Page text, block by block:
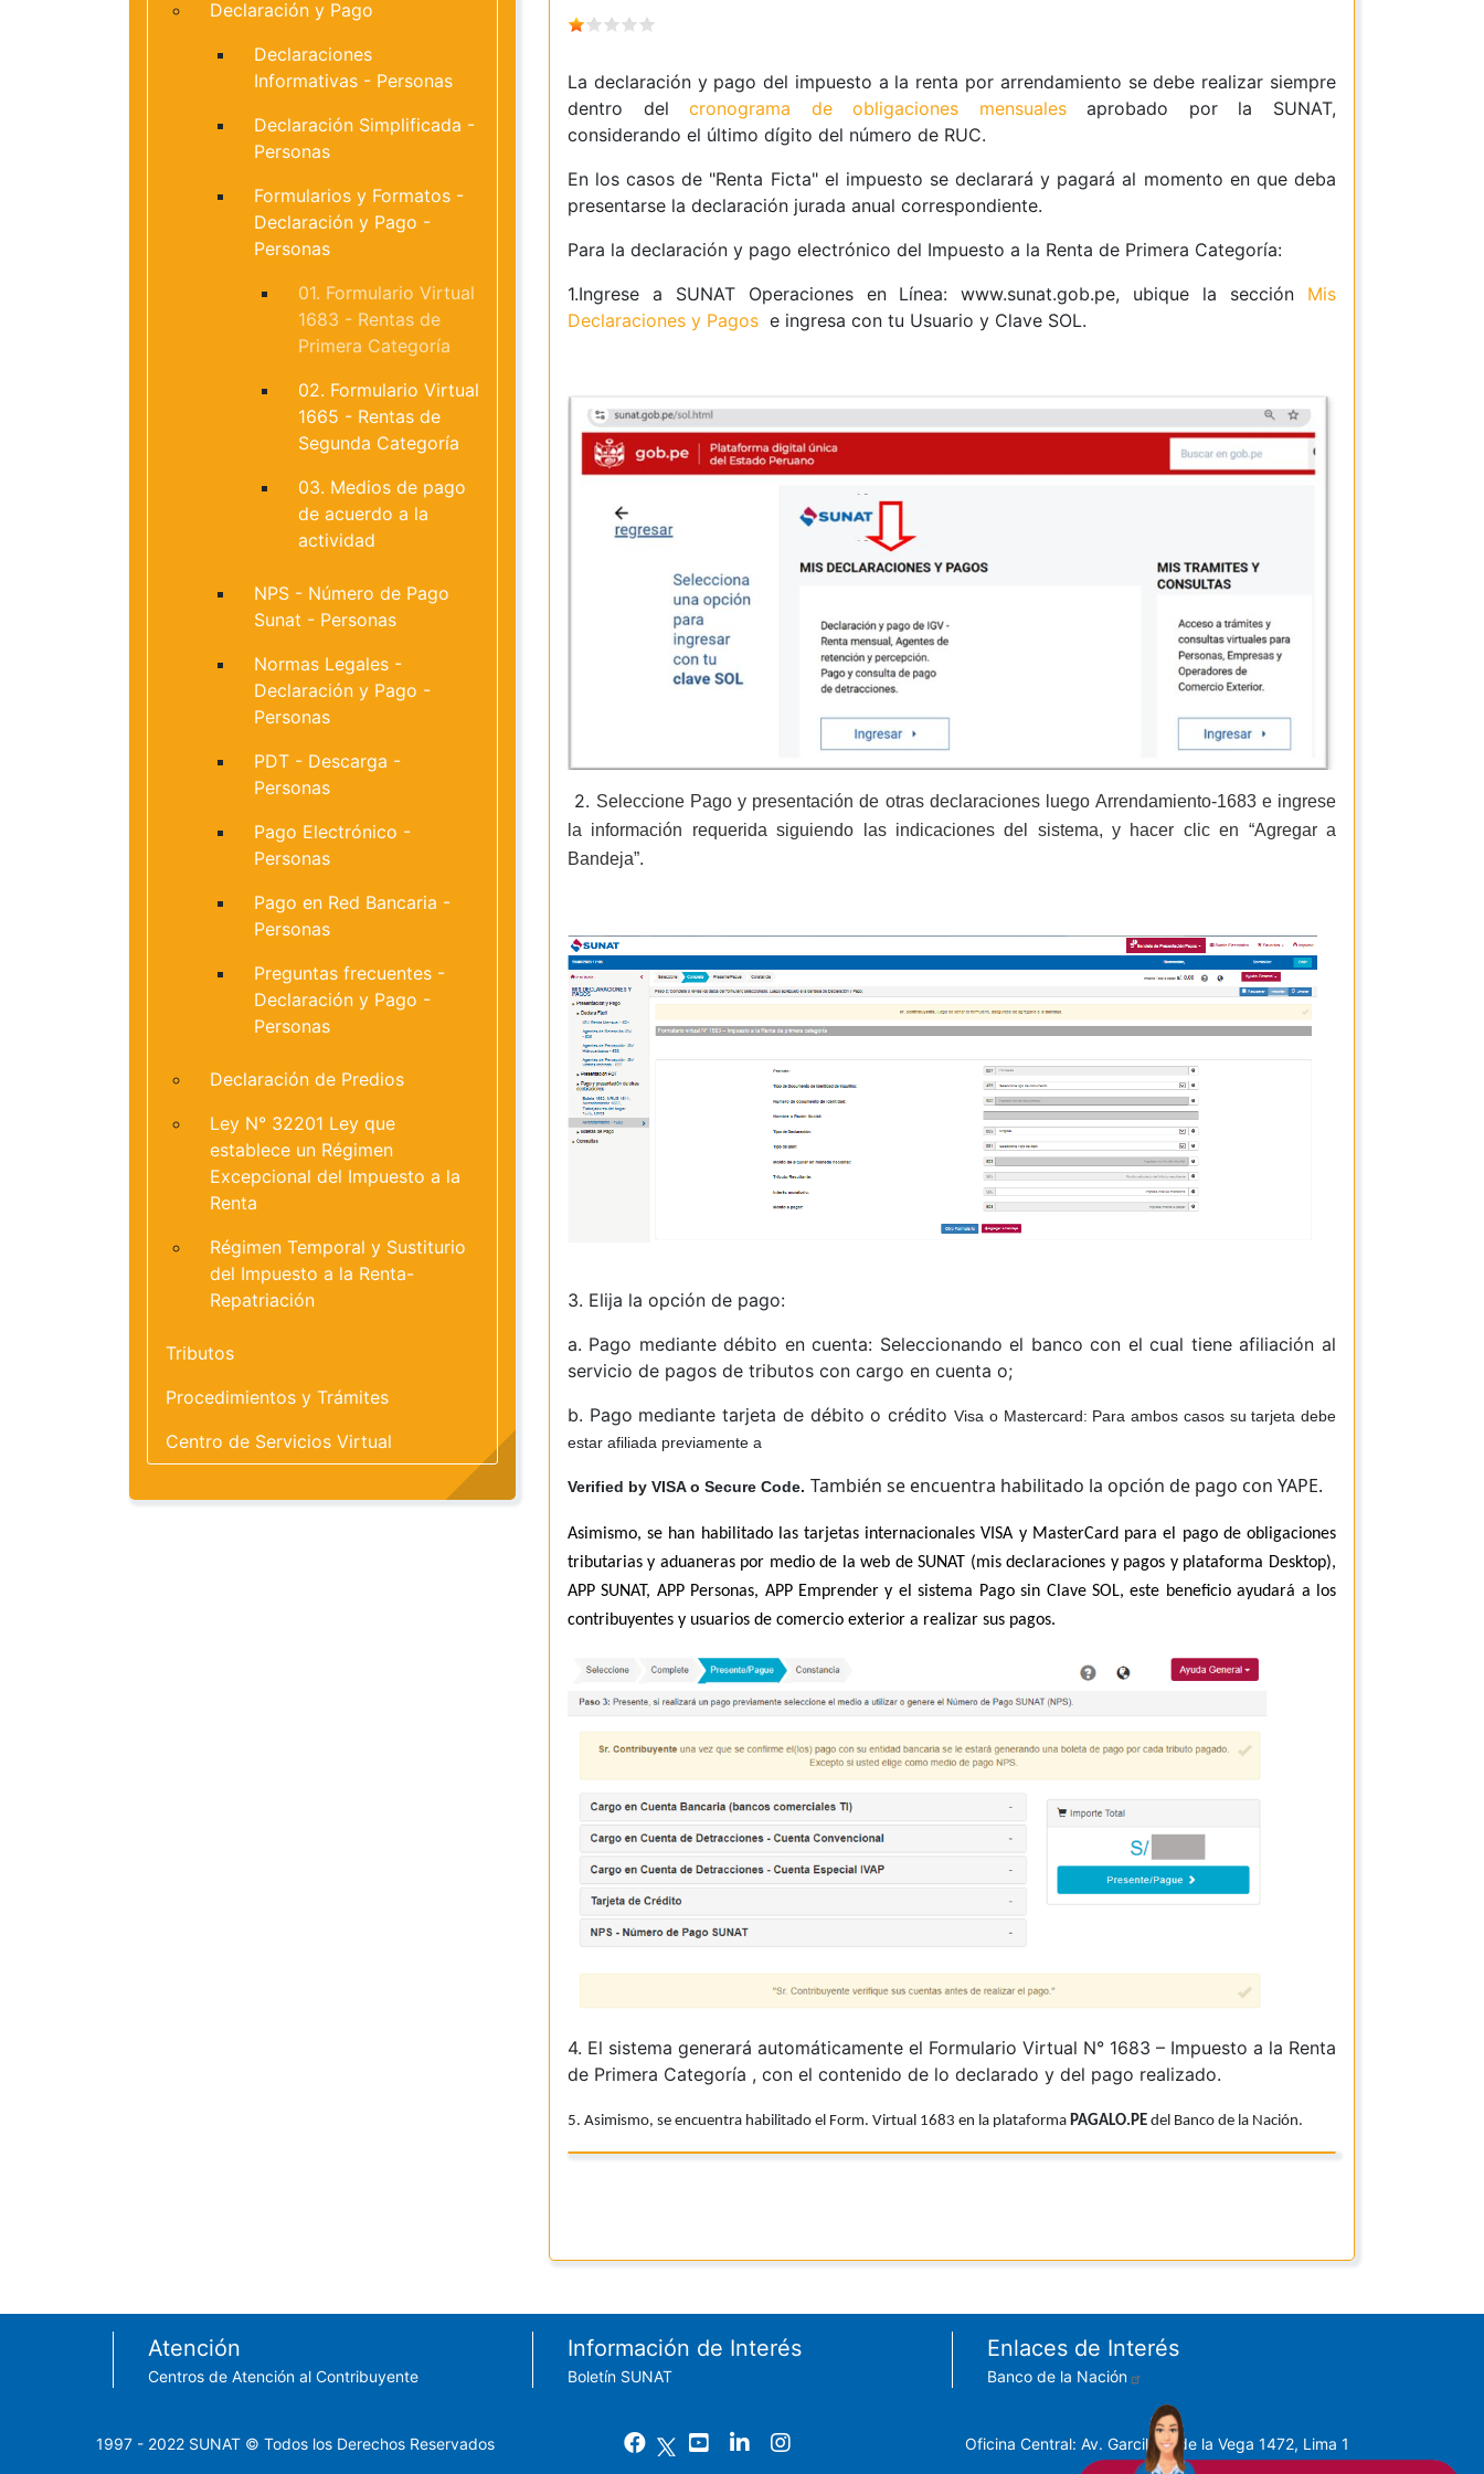
La declaración y pago del impuesto a la renta por arrendamiento se debe realizar siempre
dentro delcronograma de obligaciones mensualesaprobado por la SUNAT,
considerando el último dígito del número de RUC.
En los casos de "Renta Ficta" el impuesto se declarará y pagará al momento en que deba
presentarse la declaración jurada anual correspondiente.
Para la declaración y pago electrónico del Impuesto a la Renta de Primera Categoría:
1.Ingrese a SUNAT Operaciones en Línea: www.sunat.gob.pe, ubique la sección Mis
Declaraciones y Pagose ingresa con tu Usuario y Clave SOL.
2. Seleccione Pago y presentación de otras declaraciones luego Arrendamiento-1683 e ingrese
la información requerida siguiendo las indicaciones del sistema, y hacer clic en “Agregar a
Bandeja”.
3. Elija la opción de pago:
a. Pago mediante débito en cuenta: Seleccionando el banco con el cual tiene afiliación al
servicio de pagos de tributos con cargo en cuenta o;
b. Pago mediante tarjeta de débito o crédito Visa o Mastercard: Para ambos casos su tarjeta debe
estar afiliada previamente a
Verified by VISA o Secure Code. También se encuentra habilitado la opción de pago con YAPE.
Asimismo, se han habilitado las tarjetas internacionales VISA y MasterCard para el pago de obligaciones
tributarias y aduaneras por medio de la web de SUNAT (mis declaraciones y pagos y plataforma Desktop),
APP SUNAT, APP Personas, APP Emprender y el sistema Pago sin Clave SOL, este beneficio ayudará a los
contribuyentes y usuarios de comercio exterior a realizar sus pagos.
4. El sistema generará automáticamente el Formulario Virtual N° 1683 – Impuesto a la Renta
de Primera Categoría , con el contenido de lo declarado y del pago realizado.
5. Asimismo, se encuentra habilitado el Form. Virtual 1683 en la plataforma PAGALO.PEdel Banco de la Nación.
Declaración y Pago
Declaraciones
Informativas - Personas
Declaración Simplificada -
Personas
Formularios y Formatos -
Declaración y Pago -
Personas
01. Formulario Virtual
1683 - Rentas de
Primera Categoría
02. Formulario Virtual
1665 - Rentas de
Segunda Categoría
03. Medios de pago
de acuerdo a la
actividad
NPS - Número de Pago
Sunat - Personas
Normas Legales -
Declaración y Pago -
Personas
PDT - Descarga -
Personas
Pago Electrónico -
Personas
Pago en Red Bancaria -
Personas
Preguntas frecuentes -
Declaración y Pago -
Personas
Declaración de Predios
Ley N° 32201 Ley que
establece un Régimen
Excepcional del Impuesto a la
Renta
Régimen Temporal y Sustiturio
del Impuesto a la Renta-
Repatriación
Tributos
Procedimientos y Trámites
Centro de Servicios Virtual
Footer menu
Atención
Centros de Atención al Contribuyente
Información de Interés
Boletín SUNAT
Enlaces de Interés
Banco de la Nación
1997 - 2022 SUNAT © Todos los Derechos Reservados Oficina Central: Av. Garcilaso de la Vega 1472, Lima 1